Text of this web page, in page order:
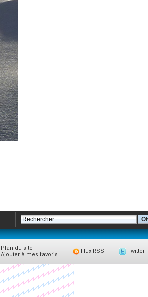
Plan du site
Ajouter à mes favoris
Flux RSS Twitter